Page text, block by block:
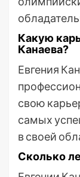
Какую
Канаева?
Евгения
свою
самых
в своей
Сколько